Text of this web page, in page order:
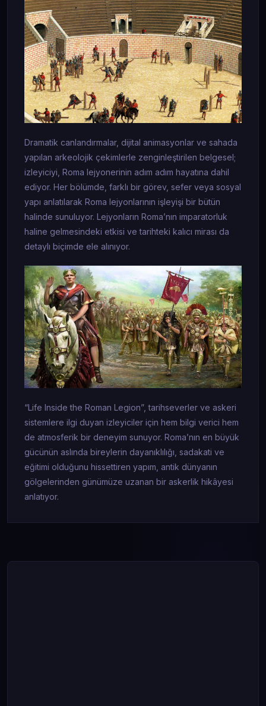
Dramatik canlandırmalar, dijital animasyonlar ve sahada
yapılan arkeolojik çekimlerle zenginleştirilen belgesel;
izleyiciyi, Roma lejyonerinin adım adım hayatına dahil
ediyor. Her bölümde, farklı bir görev, sefer veya sosyal
yapı anlatılarak Roma lejyonlarının işleyişi bir bütün
halinde sunuluyor. Lejyonların Roma’nın imparatorluk
haline gelmesindeki etkisi ve tarihteki kalıcı mirası da
detaylı biçimde ele alınıyor.
“Life Inside the Roman Legion”, tarihseverler ve askeri
sistemlere ilgi duyan izleyiciler için hem bilgi verici hem
de atmosferik bir deneyim sunuyor. Roma’nın en büyük
gücünün aslında bireylerin dayanıklılığı, sadakati ve
eğitimi olduğunu hissettiren yapım, antik dünyanın
gölgelerinden günümüze uzanan bir askerlik hikâyesi
anlatıyor.